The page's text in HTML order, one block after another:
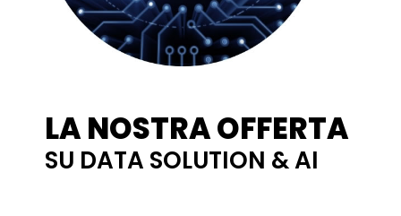
LA NOSTRA OFFERTA
SU DATA SOLUTION & AI